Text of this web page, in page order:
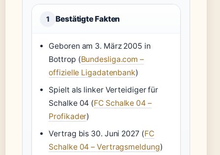
1 Bestätigte Fakten
Geboren am 3. März 2005 in
Bottrop (Bundesliga.com –
offizielle Ligadatenbank)
Spielt als linker Verteidiger für
Schalke 04 (FC Schalke 04 –
Profikader)
Vertrag bis 30. Juni 2027 (FC
Schalke 04 – Vertragsmeldung)